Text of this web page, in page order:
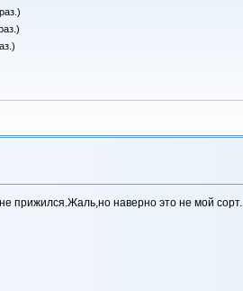
прижился.Жаль,но наверно это не мой сорт.